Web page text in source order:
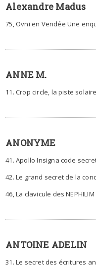
Alexandre Madus
75, Ovni en Vendée Une
ANNE M.
11. Crop circle, la piste solaire
ANONYME
41. Apollo Insigna code
42. Le grand secret de la
46, La clavicule des NEPHILIM
ANTOINE ADELIN
31. Le secret des écritures